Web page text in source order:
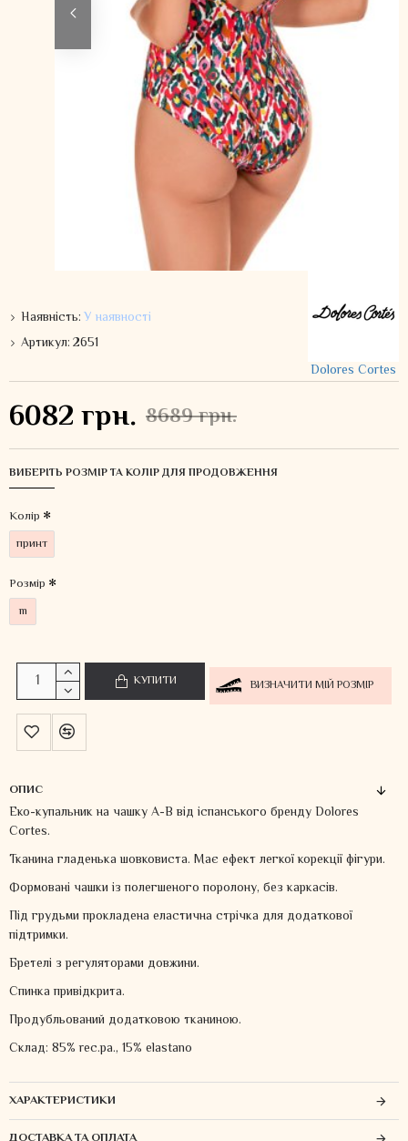
Наявність:У наявності
Артикул:2651
Dolores Cortes
8689 грн.
6082 грн.
ВИБЕРІТЬ РОЗМІР ТА КОЛІР ДЛЯ ПРОДОВЖЕННЯ
Колiр
принт
Розмір
m
КУПИТИ ВИЗНАЧИТИ МІЙ РОЗМІР
ОПИС
Еко-купальник на чашку А-В від іспанського бренду Dolores
Cortes.
Тканина гладенька шовковиста. Має ефект легкої корекції фігури.
Формовані чашки із полегшеного поролону, без каркасів.
Під грудьми прокладена еластична стрічка для додаткової
підтримки.
Бретелі з регуляторами довжини.
Спинка привідкрита.
Продубльований додатковою тканиною.
Склад: 85% rec.pa., 15% elastano
ХАРАКТЕРИСТИКИ